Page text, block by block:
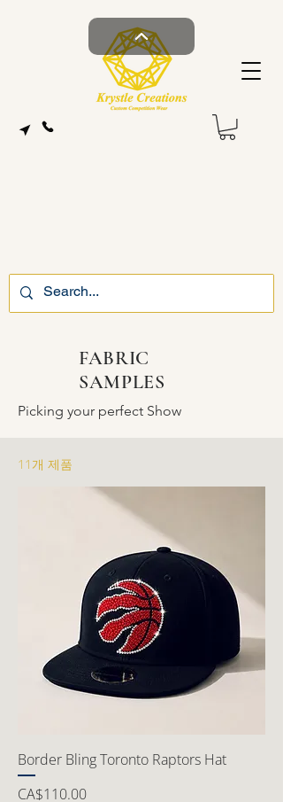
FABRIC
SAMPLES
Picking your perfect Show
11개 제품
Border Bling Toronto Raptors Hat
가격
CA$110.00